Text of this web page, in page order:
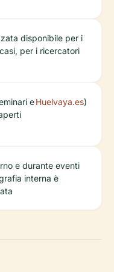
disponibile per i
per i ricercatori
eHuelvaya.es)
e durante eventi
interna è